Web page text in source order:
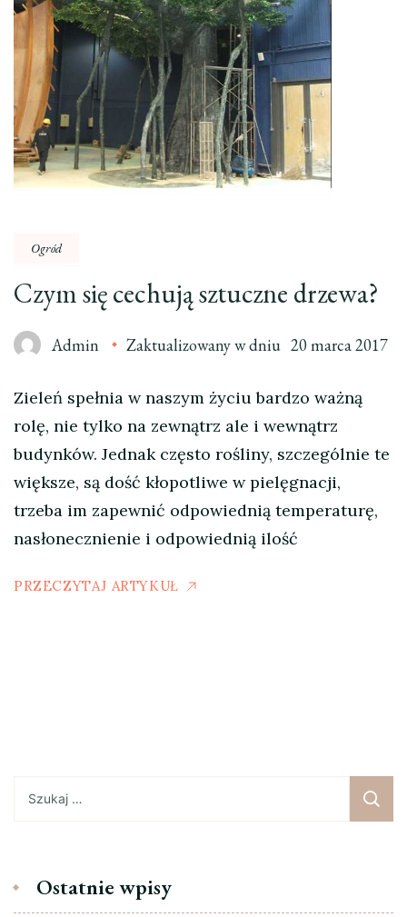
Ogród
Czym się cechują sztuczne drzewa?
Admin Zaktualizowany w dniu 20 marca 2017
Zieleń spełnia w naszym życiu bardzo ważną
rolę, nie tylko na zewnątrz ale i wewnątrz
budynków. Jednak często rośliny, szczególnie te
większe, są dość kłopotliwe w pielęgnacji,
trzeba im zapewnić odpowiednią temperaturę,
nasłonecznienie i odpowiednią ilość
PRZECZYTAJ ARTYKUŁ
Ostatnie wpisy